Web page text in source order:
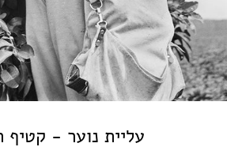
עליית נוער - קטיף